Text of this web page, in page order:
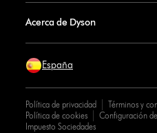
Acerca de Dyson
España
Política de privacidad
Términos y
Política de cookies
Configuración
Impuesto Sociedades